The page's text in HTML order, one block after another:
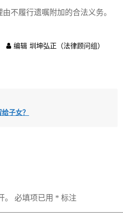
不履行遗嘱附加的合法义务。
编辑 圳坤弘正（法律顾问组）
子女？
必填项已用 * 标注